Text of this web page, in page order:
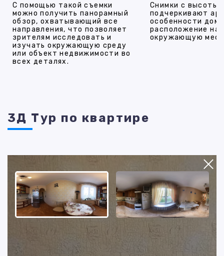
С помощью такой съемки
можно получить панорамный
обзор, охватывающий все
направления, что позволяет
зрителям исследовать и
изучать окружающую среду
или объект недвижимости во
всех деталях.
Снимки с высоты
подчеркивают
особенности
расположение на
окружающую
3Д Тур по квартире